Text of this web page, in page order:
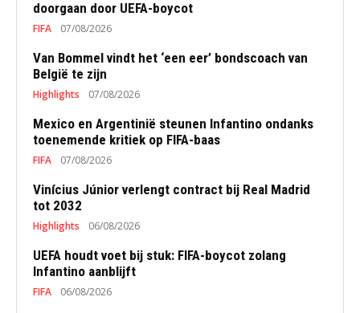
doorgaan door UEFA-boycot
FIFA 07/08/2026
Van Bommel vindt het ‘een eer’ bondscoach van
België te zijn
Highlights 07/08/2026
Mexico en Argentinië steunen Infantino ondanks
toenemende kritiek op FIFA-baas
FIFA 07/08/2026
Vinícius Júnior verlengt contract bij Real Madrid
tot 2032
Highlights 06/08/2026
UEFA houdt voet bij stuk: FIFA-boycot zolang
Infantino aanblijft
FIFA 06/08/2026